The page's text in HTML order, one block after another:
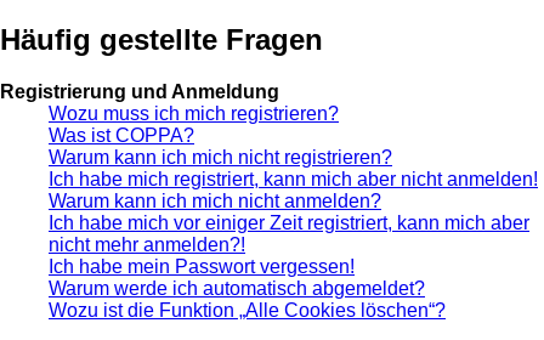
Häufig gestellte Fragen
Registrierung und Anmeldung
Wozu muss ich mich registrieren?
Was ist COPPA?
Warum kann ich mich nicht registrieren?
Ich habe mich registriert, kann mich aber nicht anmelden!
Warum kann ich mich nicht anmelden?
Ich habe mich vor einiger Zeit registriert, kann mich aber
nicht mehr anmelden?!
Ich habe mein Passwort vergessen!
Warum werde ich automatisch abgemeldet?
Wozu ist die Funktion „Alle Cookies löschen“?